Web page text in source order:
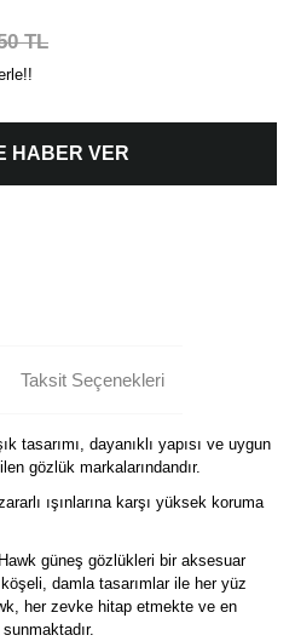
TL
HABER VER
Taksit Seçenekleri
tasarımı, dayanıklı yapısı ve uygun
gözlük markalarındandır.
ışınlarına karşı yüksek koruma
güneş gözlükleri bir aksesuar
damla tasarımlar ile her yüz
her zevke hitap etmekte ve en